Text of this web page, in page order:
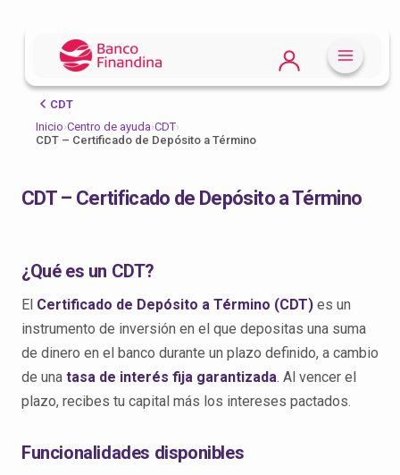
CDT
Inicio›Centro de ayuda›CDT›
CDT – Certificado de Depósito a Término
CDT – Certificado de Depósito a Término
¿Qué es un CDT?
El Certificado de Depósito a Término (CDT) es un
instrumento de inversión en el que depositas una suma
de dinero en el banco durante un plazo definido, a cambio
de una tasa de interés fija garantizada. Al vencer el
plazo, recibes tu capital más los intereses pactados.
Funcionalidades disponibles